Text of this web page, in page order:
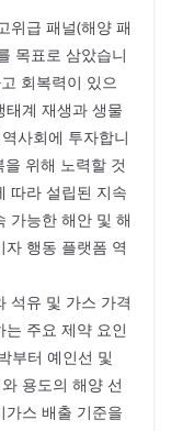
위급 패널(해양 패
목표로 삼았습니
회복력이 있으
태계 재생과 생물
사회에 투자합니
위해 노력할 것
따라 설립된 지속
가능한 해안 및 해
행동 플랫폼 역
석유 및 가스 가격
주요 제약 요인
부터 예인선 및
용도의 해양 선
가스 배출 기준을